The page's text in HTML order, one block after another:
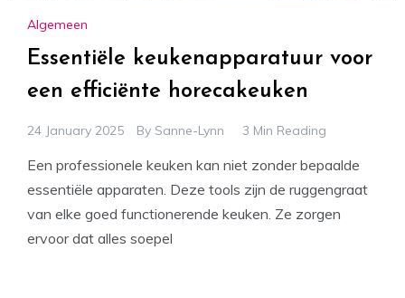
Algemeen
Essentiële keukenapparatuur voor
een efficiënte horecakeuken
24 January 2025 By Sanne-Lynn 3 Min Reading
Een professionele keuken kan niet zonder bepaalde
essentiële apparaten. Deze tools zijn de ruggengraat
van elke goed functionerende keuken. Ze zorgen
ervoor dat alles soepel